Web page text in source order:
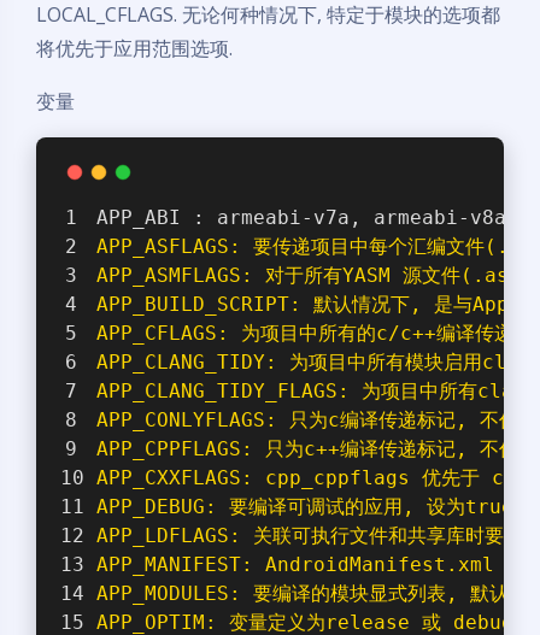
LOCAL_CFLAGS. 无论何种情况下, 特定于模块的选项都
将优先于应用范围选项.
变量
APP_ABI : armeabi-v7a, armeabi-
APP_ASFLAGS: 要传递项目中每个汇编文件
APP_ASMFLAGS: 对于所有YASM 源文件
APP_BUILD_SCRIPT: 默认情况下, 是与
APP_CFLAGS: 为项目中所有的c/c++编译传递的
APP_CLANG_TIDY: 为项目中所有模块启用
APP_CLANG_TIDY_FLAGS: 为项目中所有
APP_CONLYFLAGS: 只为c编译传递标记, 不作
APP_CPPFLAGS: 只为c++编译传递标记, 不作
APP_CXXFLAGS: cpp_cppflags 优先于
APP_DEBUG: 要编译可调试的应用, 设为true
APP_LDFLAGS: 关联可执行文件和共享库时要传
APP_MANIFEST: AndroidManifest.xml 的
APP_MODULES: 要编译的模块显式列表, 默
APP_OPTIM: 变量定义为release 或 debug,